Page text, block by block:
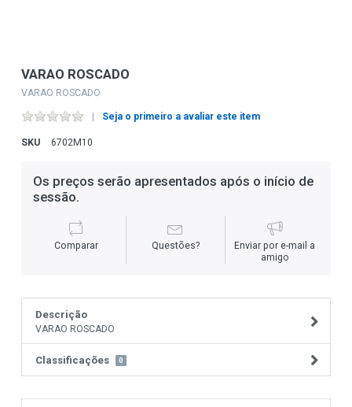
VARAO ROSCADO
VARAO ROSCADO
Seja o primeiro a avaliar este item
SKU 6702M10
Os preços serão apresentados após o início de
sessão.
Comparar Questões?
Enviar por e-mail a
amigo
Descrição
VARAO ROSCADO
Classificações 0